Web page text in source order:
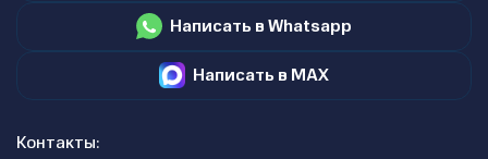
Написать в Whatsapp
Написать в MAX
Контакты: